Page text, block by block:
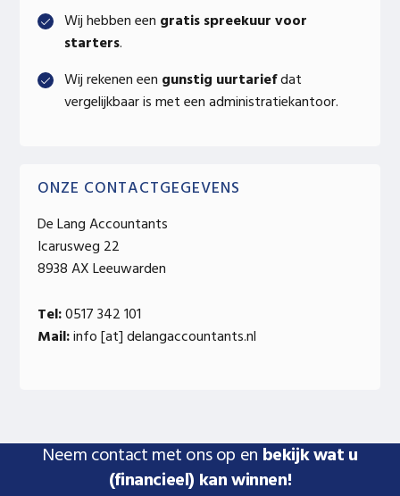
Wij hebben een gratis spreekuur voor
starters.
Wij rekenen een gunstig uurtariefdat
vergelijkbaar is met een administratiekantoor.
ONZE CONTACTGEGEVENS
De Lang Accountants
Icarusweg 22
8938 AX Leeuwarden
Tel:0517 342 101
Mail:info [at] delangaccountants.nl
Neem contact met ons op en bekijk wat u
(financieel) kan winnen!